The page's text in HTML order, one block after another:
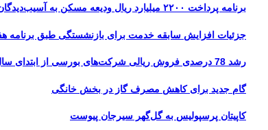
برنامه پرداخت ۲۲۰۰ میلیارد ریال ودیعه مسکن به آسیب‌دیدگان جنگ در هرمزگان
جزئیات افزایش سابقه خدمت برای بازنشستگی طبق برنامه
رشد 78 درصدی فروش ریالی شرکت‌های بورسی از ابتدای سال
گام جدید برای کاهش مصرف گاز در بخش خانگی
کاپیتان پرسپولیس به گل‌گهر سیرجان پیوست